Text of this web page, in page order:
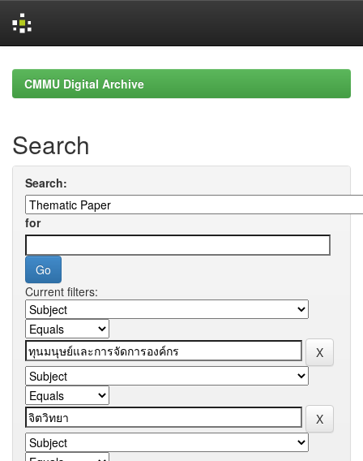
navigationCMMU Digital Archive
Search
Search:
for
Current filters: